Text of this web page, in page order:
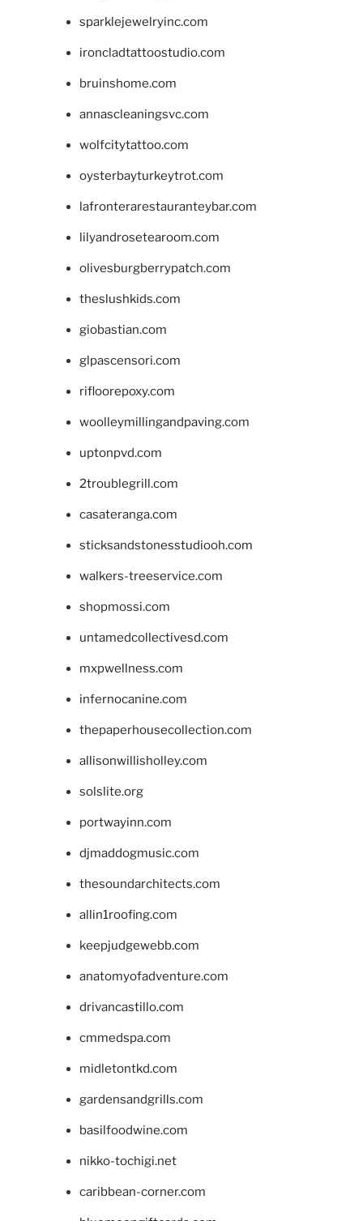
sparklejewelryinc.com
ironcladtattoostudio.com
bruinshome.com
annascleaningsvc.com
wolfcitytattoo.com
oysterbayturkeytrot.com
lafronterarestauranteybar.com
lilyandrosetearoom.com
olivesburgberrypatch.com
theslushkids.com
giobastian.com
glpascensori.com
rifloorepoxy.com
woolleymillingandpaving.com
uptonpvd.com
2troublegrill.com
casateranga.com
sticksandstonesstudiooh.com
walkers-treeservice.com
shopmossi.com
untamedcollectivesd.com
mxpwellness.com
infernocanine.com
thepaperhousecollection.com
allisonwillisholley.com
solslite.org
portwayinn.com
djmaddogmusic.com
thesoundarchitects.com
allin1roofing.com
keepjudgewebb.com
anatomyofadventure.com
drivancastillo.com
cmmedspa.com
midletontkd.com
gardensandgrills.com
basilfoodwine.com
nikko-tochigi.net
caribbean-corner.com